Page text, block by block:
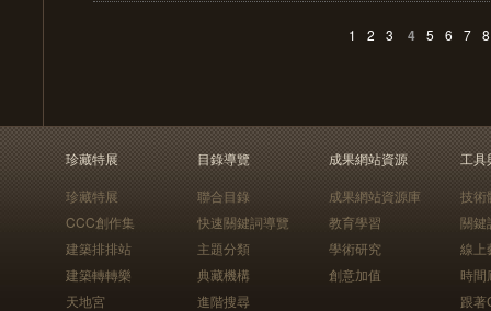
1 2 3 4 5 6 7 8
珍藏特展
珍藏特展
CCC創作集
建築排排站
建築轉轉樂
天地宮
目錄導覽
聯合目錄
快速關鍵詞導覽
主題分類
典藏機構
進階搜尋
成果網站資源
成果網站資源庫
教育學習
學術研究
創意加值
工具
技術
關鍵
線上
時間
跟